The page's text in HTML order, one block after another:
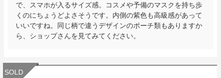
で、スマホが入るサイズ感。コスメや予備のマスクを持ち歩
くのにちょうどよさそうです。内側の紫色も高級感があって
いいですね。同じ柄で違うデザインのポーチ類もありますか
ら、ショップさんを見てみてください。
SOLD